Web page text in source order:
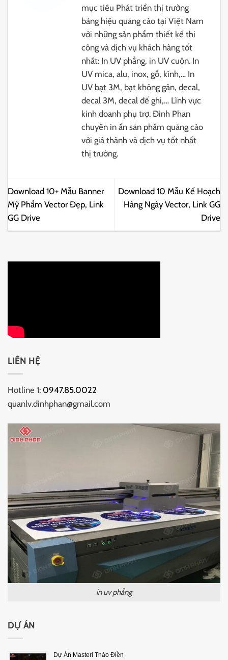
mục tiêu Phát triển thị trường
bảng hiệu quảng cáo tại Việt Nam
với những sản phẩm thiết kế thi
công và dịch vụ khách hàng tốt
nhất: In UV phẳng, in UV cuộn. In
UV mica, alu, inox, gỗ, kính,… In
UV bạt 3M, bạt không gân, decal,
decal 3M, decal đế ghi,… Lĩnh vực
kinh doanh phụ trợ. Đinh Phan
chuyên in ấn sản phẩm quảng cáo
với giá thành và dịch vụ tốt nhất
thị trường.
Download 10+ Mẫu Banner
Mỹ Phẩm Vector Đẹp, Link
GG Drive
Download 10 Mẫu Kế Hoạch
Hàng Ngày Vector, Link GG
Drive
LIÊN HỆ
Hotline 1: 0947.85.0022
quanlv.dinhphan@gmail.com
in uv phẳng
DỰ ÁN
Dự Án Masteri Thảo Điền